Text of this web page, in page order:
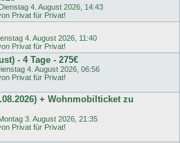
Dienstag 4. August 2026, 14:43
Privat für Privat!
4. August 2026, 11:40
Privat für Privat!
- 4 Tage - 275€
4. August 2026, 06:56
Privat für Privat!
+ Wohnmobilticket zu
3. August 2026, 21:35
Privat für Privat!